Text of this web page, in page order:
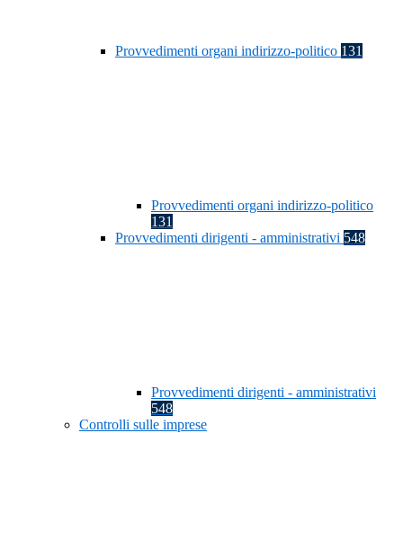
Provvedimenti organi indirizzo-politico 131
Provvedimenti organi indirizzo-politico
131
Provvedimenti dirigenti - amministrativi 548
Provvedimenti dirigenti - amministrativi
548
Controlli sulle imprese